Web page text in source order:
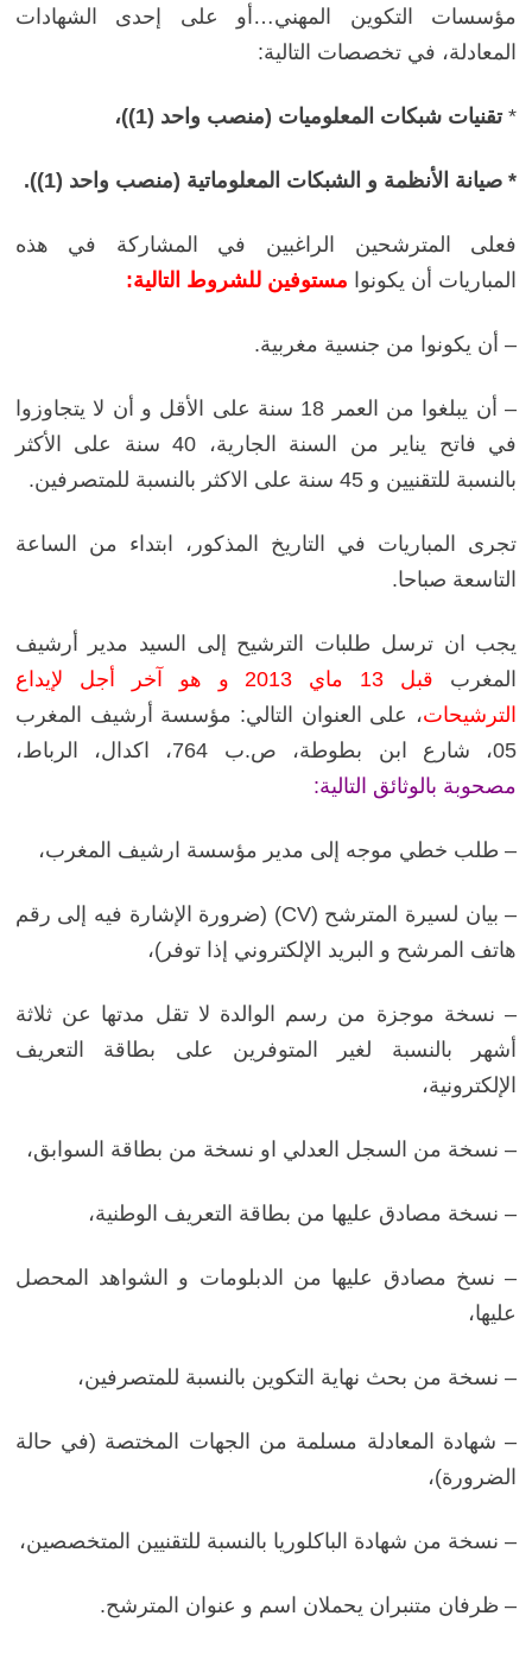
مؤسسات التكوين المهني…أو على إحدى الشهادات
المعادلة، في تخصصات التالية:
*تقنيات شبكات المعلوميات (منصب واحد (1))،
* صيانة الأنظمة و الشبكات المعلوماتية (منصب واحد (1)).
فعلى المترشحين الراغبين في المشاركة في هذه
المباريات أن يكونوا مستوفين للشروط التالية:
– أن يكونوا من جنسية مغربية.
– أن يبلغوا من العمر 18 سنة على الأقل و أن لا يتجاوزوا
في فاتح يناير من السنة الجارية، 40 سنة على الأكثر
بالنسبة للتقنيين و 45 سنة على الاكثر بالنسبة للمتصرفين.
تجرى المباريات في التاريخ المذكور، ابتداء من الساعة
التاسعة صباحا.
يجب ان ترسل طلبات الترشيح إلى السيد مدير أرشيف
المغرب
قبل 13 ماي 2013 و هو آخر أجل لإيداع
الترشيحات، على العنوان التالي: مؤسسة أرشيف المغرب
05، شارع ابن بطوطة، ص.ب 764، اكدال، الرباط،
مصحوبة بالوثائق التالية:
– طلب خطي موجه إلى مدير مؤسسة ارشيف المغرب،
– بيان لسيرة المترشح (CV) (ضرورة الإشارة فيه إلى رقم
هاتف المرشح و البريد الإلكتروني إذا توفر)،
– نسخة موجزة من رسم الوالدة لا تقل مدتها عن ثلاثة
أشهر بالنسبة لغير المتوفرين على بطاقة التعريف
الإلكترونية،
– نسخة من السجل العدلي او نسخة من بطاقة السوابق،
– نسخة مصادق عليها من بطاقة التعريف الوطنية،
– نسخ مصادق عليها من الدبلومات و الشواهد المحصل
عليها،
– نسخة من بحث نهاية التكوين بالنسبة للمتصرفين،
– شهادة المعادلة مسلمة من الجهات المختصة (في حالة
الضرورة)،
– نسخة من شهادة الباكلوريا بالنسبة للتقنيين المتخصصين،
– ظرفان متنبران يحملان اسم و عنوان المترشح.